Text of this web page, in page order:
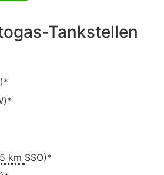
Tankstellen
km SSO)*